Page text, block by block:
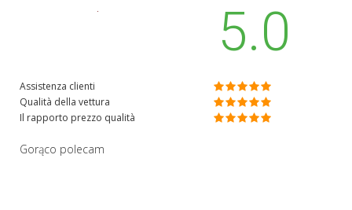
5.0
Assistenza clienti
Qualità della vettura
Il rapporto prezzo qualità
Gorąco polecam